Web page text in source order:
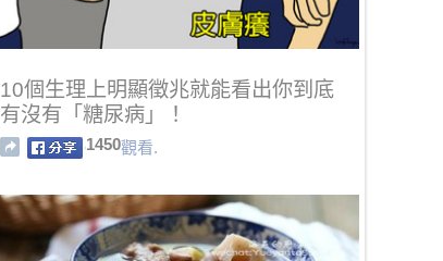
10個生理上明顯徵兆就能看出你到底
有沒有「糖尿病」！
1450觀看.